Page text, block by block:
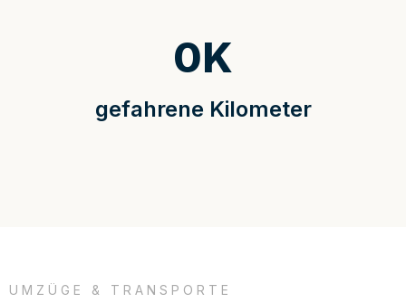
gefahrene Kilometer
0K
UMZÜGE & TRANSPORTE